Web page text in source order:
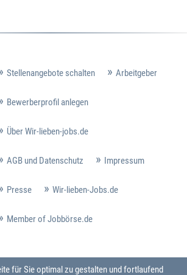
Stellenangebote schalten Arbeitgeber
Bewerberprofil anlegen
Über Wir-lieben-jobs.de
AGB und Datenschutz Impressum
Presse Wir-lieben-Jobs.de
Member of Jobbörse.de
für Sie optimal zu gestalten und fortlaufend